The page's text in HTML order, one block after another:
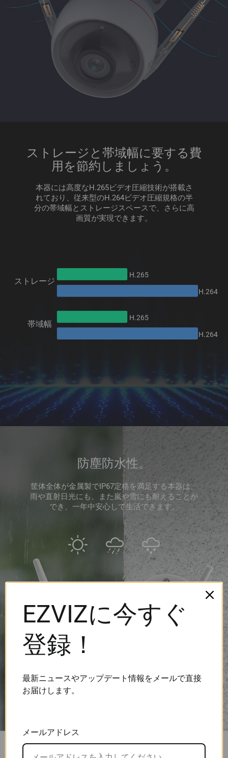
ストレージと帯域幅に要する費
用を節約しましょう。
本器には高度なH.265ビデオ圧縮技術が搭載さ
れており、従来型のH.264ビデオ圧縮規格の半
分の帯域幅とストレージスペースで、さらに高
画質が実現できます。
ストレージ
帯域幅
H.265
H.265
H.264
H.264
防塵防水性。
筐体全体が金属製でIP67定格を満足する本器は、
雨や直射日光にも、また嵐や雪にも耐えることが
でき、一年中安心して生活できます。
EZVIZに今すぐ
登録！
最新ニュースやアップデート情報をメールで直接
お届けします。
メールアドレス